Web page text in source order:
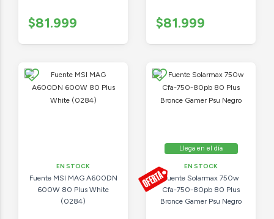
$81.999 $81.999
EN STOCK
Fuente MSI MAG A600DN
600W 80 Plus White
(0284)
Llega en el día
EN STOCK
Fuente Solarmax 750w
Cfa-750-80pb 80 Plus
Bronce Gamer Psu Negro